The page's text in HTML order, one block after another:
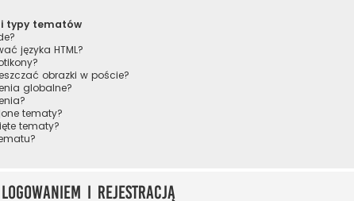
typy tematów
języka HTML?
obrazki w poście?
globalne?
tematy?
tematy?
i rejestracją